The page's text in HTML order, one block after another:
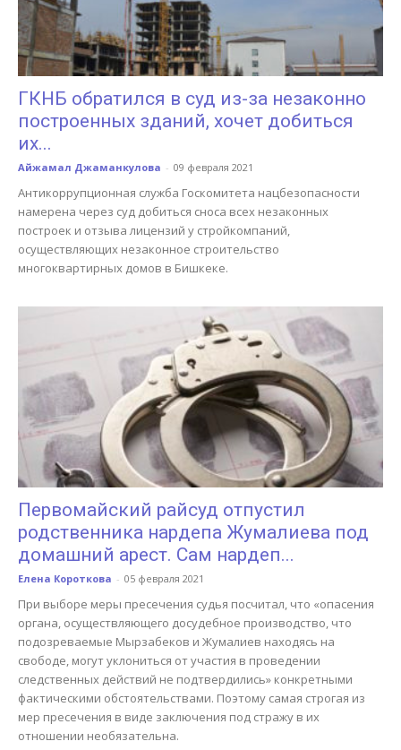
ГКНБ обратился в суд из-за незаконно
построенных зданий, хочет добиться
их...
Айжамал Джаманкулова - 09 февраля 2021
Антикоррупционная служба Госкомитета нацбезопасности
намерена через суд добиться сноса всех незаконных
построек и отзыва лицензий у стройкомпаний,
осуществляющих незаконное строительство
многоквартирных домов в Бишкеке.
Первомайский райсуд отпустил
родственника нардепа Жумалиева под
домашний арест. Сам нардеп...
Елена Короткова - 05 февраля 2021
При выборе меры пресечения судья посчитал, что «опасения
органа, осуществляющего досудебное производство, что
подозреваемые Мырзабеков и Жумалиев находясь на
свободе, могут уклониться от участия в проведении
следственных действий не подтвердились» конкретными
фактическими обстоятельствами. Поэтому самая строгая из
мер пресечения в виде заключения под стражу в их
отношении необязательна.